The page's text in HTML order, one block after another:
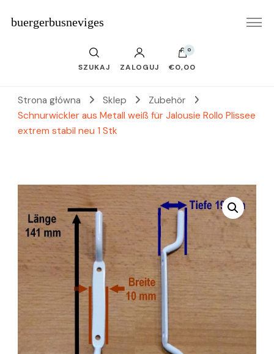
buergerbusneviges
SZUKAJ ZALOGUJ
0
€0,00
Strona główna Sklep
Zubehör
Schnurwickler aus Metall weiß für Jalousie Rollo Plissee
extrem stabil neu 1 Stk